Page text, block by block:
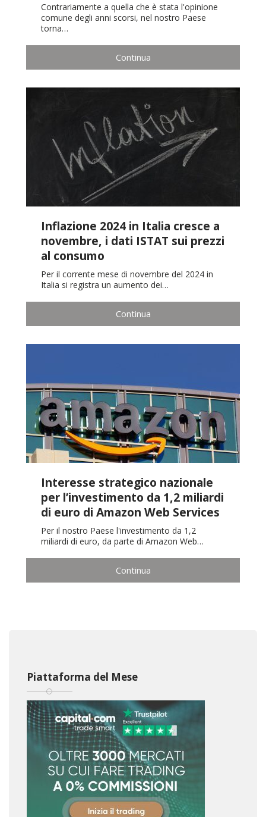
Contrariamente a quella che è stata l'opinione
comune degli anni scorsi, nel nostro Paese
torna…
Continua
Inflazione 2024 in Italia cresce a
novembre, i dati ISTAT sui prezzi
al consumo
Per il corrente mese di novembre del 2024 in
Italia si registra un aumento dei…
Continua
Interesse strategico nazionale
per l’investimento da 1,2 miliardi
di euro di Amazon Web Services
Per il nostro Paese l'investimento da 1,2
miliardi di euro, da parte di Amazon Web…
Continua
Piattaforma del Mese